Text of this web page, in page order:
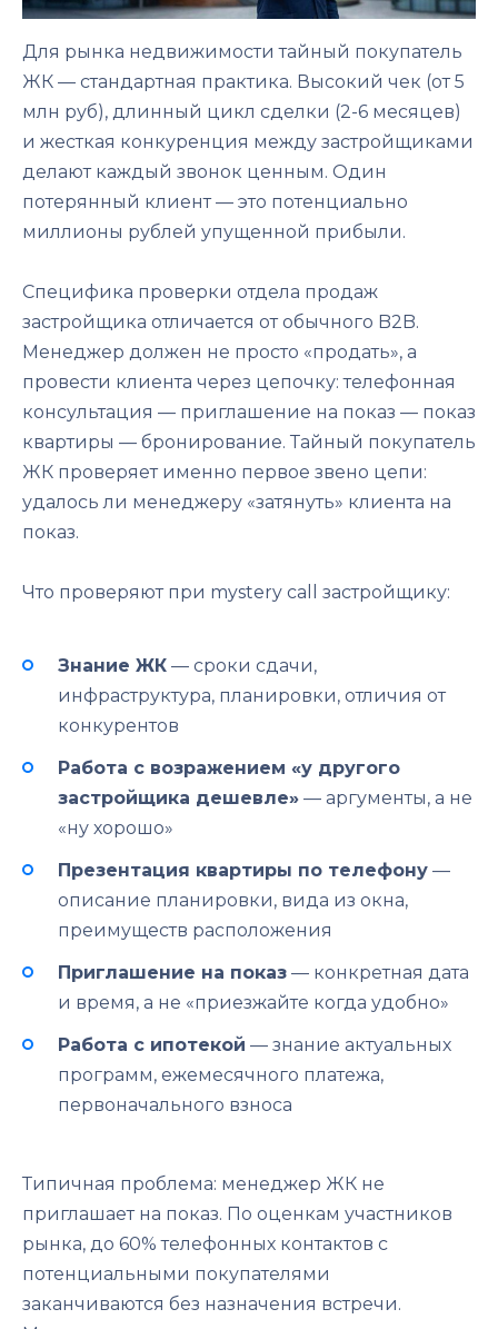
Для рынка недвижимости тайный покупатель
ЖК — стандартная практика. Высокий чек (от 5
млн руб), длинный цикл сделки (2-6 месяцев)
и жесткая конкуренция между застройщиками
делают каждый звонок ценным. Один
потерянный клиент — это потенциально
миллионы рублей упущенной прибыли.
Специфика проверки отдела продаж
застройщика отличается от обычного B2B.
Менеджер должен не просто «продать», а
провести клиента через цепочку: телефонная
консультация — приглашение на показ — показ
квартиры — бронирование. Тайный покупатель
ЖК проверяет именно первое звено цепи:
удалось ли менеджеру «затянуть» клиента на
показ.
Что проверяют при mystery call застройщику:
Знание ЖК — сроки сдачи,
инфраструктура, планировки, отличия от
конкурентов
Работа с возражением «у другого
застройщика дешевле» — аргументы, а не
«ну хорошо»
Презентация квартиры по телефону —
описание планировки, вида из окна,
преимуществ расположения
Приглашение на показ — конкретная дата
и время, а не «приезжайте когда удобно»
Работа с ипотекой — знание актуальных
программ, ежемесячного платежа,
первоначального взноса
Типичная проблема: менеджер ЖК не
приглашает на показ. По оценкам участников
рынка, до 60% телефонных контактов с
потенциальными покупателями
заканчиваются без назначения встречи.